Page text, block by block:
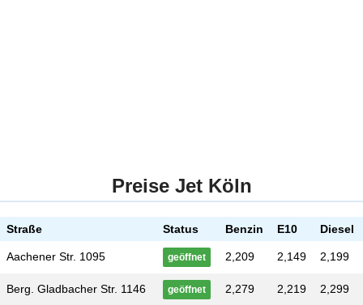
Preise Jet Köln
Straße Status Benzin E10 Diesel
Aachener Str. 1095 geöffnet 2,209 2,149 2,199
Berg. Gladbacher Str. 1146 geöffnet 2,279 2,219 2,299